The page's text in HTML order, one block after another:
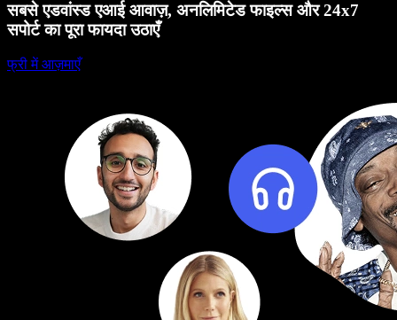
सबसे एडवांस्ड एआई आवाज़, अनलिमिटेड फाइल्स और 24x7
सपोर्ट का पूरा फायदा उठाएँ
फ्री में आज़माएँ